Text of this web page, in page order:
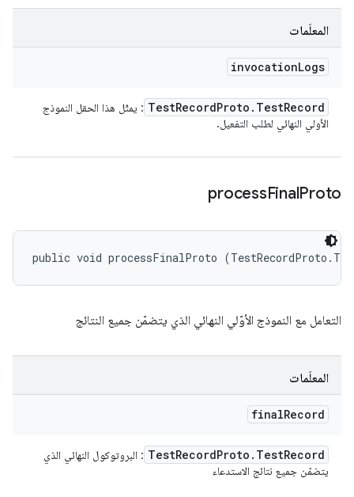
المعلَمات
invocationLogs
TestRecordProto . TestRecord
: يمثّل هذا الحقل النموذج
الأولي النهائي لطلب التفعيل.
processFinalProto
public void processFinalProto
التعامل مع النموذج الأوّلي النهائي الذي يتضمّن جميع النتائج
المعلَمات
finalRecord
TestRecordProto . TestRecord
: البروتوكول النهائي الذي
يتضمّن جميع نتائج الاستدعاء